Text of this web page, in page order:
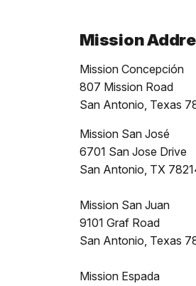
Mission
Mission Concepción
807 Mission Road
San Antonio, Texas
Mission San José
6701 San Jose Drive
San Antonio, TX
Mission San Juan
9101 Graf Road
San Antonio, Texas
Mission Espada